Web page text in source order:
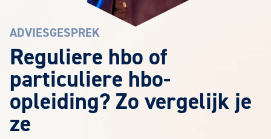
ADVIESGESPREK
Reguliere hbo of
particuliere hbo-
opleiding? Zo vergelijk je
ze